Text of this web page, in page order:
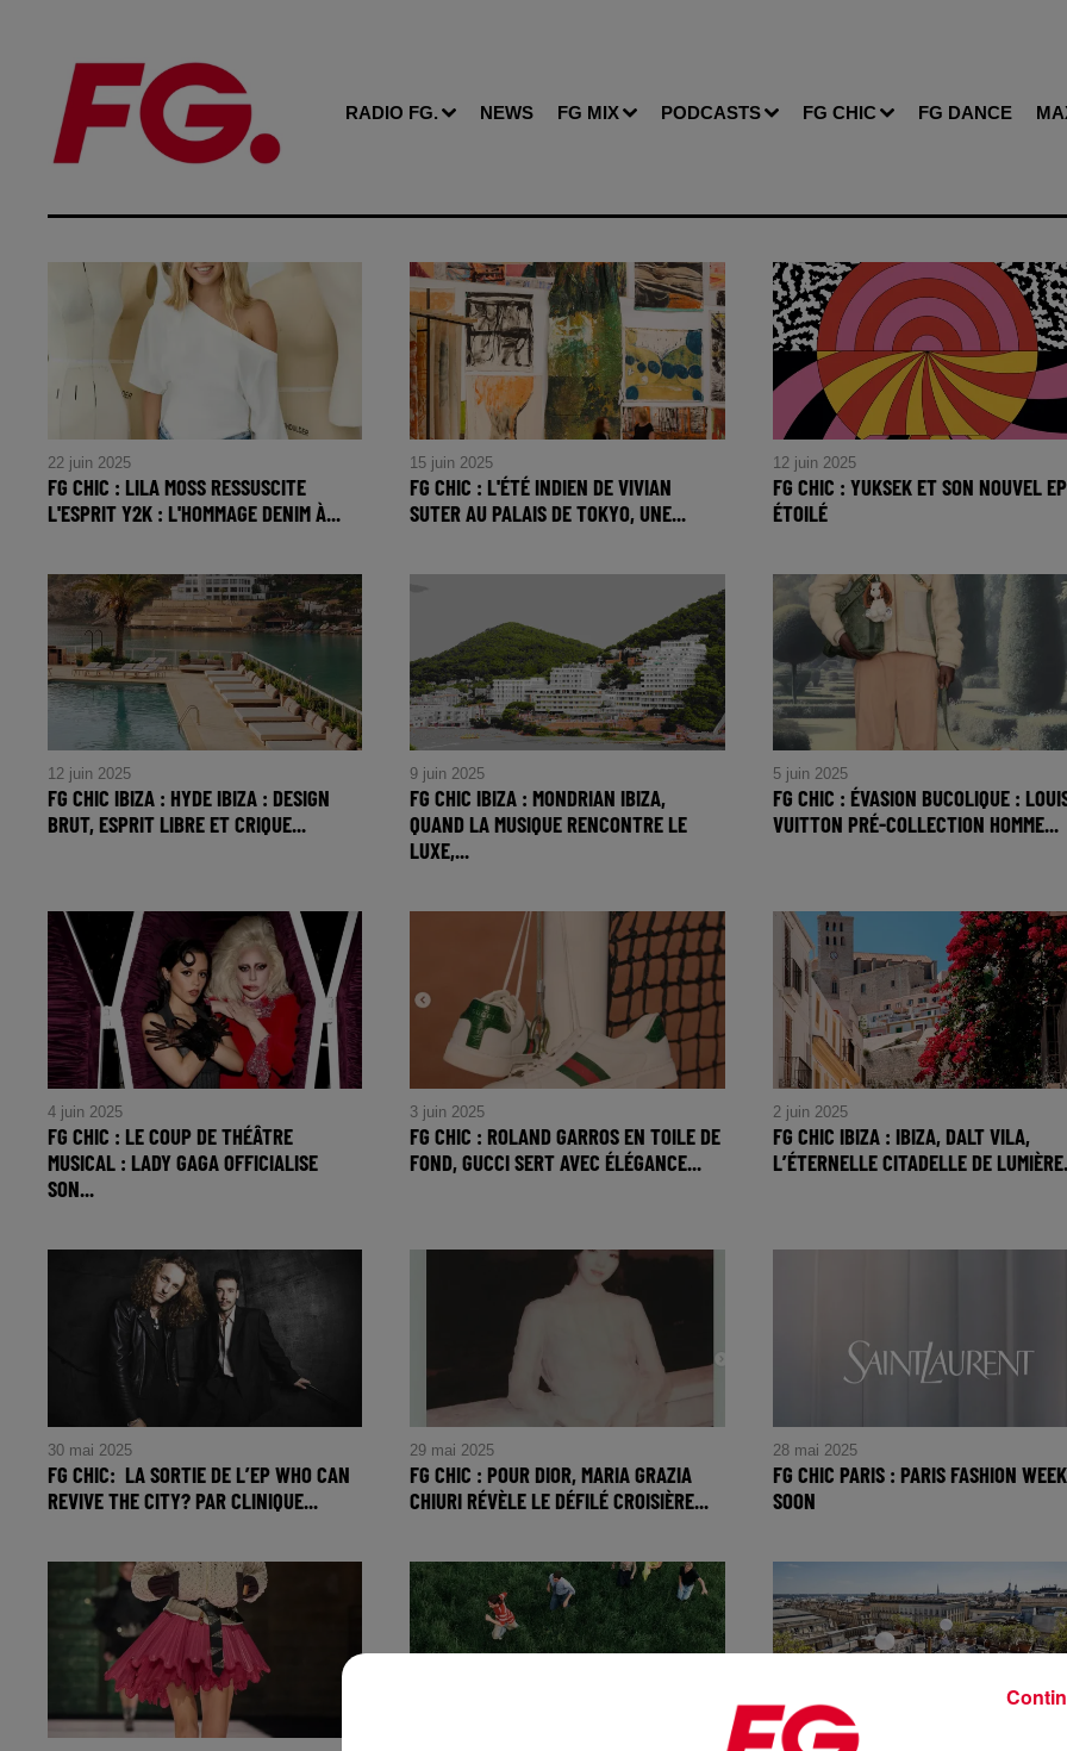
RADIO FG. NEWS FG MIX PODCASTS FG CHIC FG DANCE
22 juin 2025
FG CHIC : LILA MOSS RESSUSCITE
L'ESPRIT Y2K : L'HOMMAGE DENIM À...
Britney Spears qui fera vibrer votre
été
15 juin 2025
FG CHIC : L'ÉTÉ INDIEN DE VIVIAN
SUTER AU PALAIS DE TOKYO, UNE...
12 juin 2025
FG CHIC : YUKSEK ET SON NOUVEL EP
ÉTOILÉ
12 juin 2025
FG CHIC IBIZA : HYDE IBIZA : DESIGN
BRUT, ESPRIT LIBRE ET CRIQUE...
CRIQUE PARADISIAQUE
9 juin 2025
FG CHIC IBIZA : MONDRIAN IBIZA,
QUAND LA MUSIQUE RENCONTRE LE
LUXE,...
RENCONTRE LE LUXE, LA MER
ET LA GASTRONOMIE.
5 juin 2025
FG CHIC : ÉVASION BUCOLIQUE :
VUITTON PRÉ-COLLECTION HOMME...
COLLECTION HOMME
PRINTEMPS 2026
4 juin 2025
FG CHIC : LE COUP DE THÉÂTRE
MUSICAL : LADY GAGA OFFICIALISE
SON...
Rôle avec Jenna Ortega en Guest-
Star inattendue !
3 juin 2025
FG CHIC : ROLAND GARROS EN TOILE DE
FOND, GUCCI SERT AVEC ÉLÉGANCE...
Nouvelle Collection Tennis
2 juin 2025
FG CHIC IBIZA : IBIZA, DALT VILA,
L’ÉTERNELLE CITADELLE DE
d'Histoire
30 mai 2025
FG CHIC: LA SORTIE DE L’EP WHO CAN
REVIVE THE CITY? PAR CLINIQUE...
Lacuna sur le label Friendsome
Records
29 mai 2025
FG CHIC : POUR DIOR, MARIA GRAZIA
CHIURI RÉVÈLE LE DÉFILÉ CROISIÈRE...
sa métropole natale de Rome.
28 mai 2025
FG CHIC PARIS : PARIS FASHION WEEK
SOON